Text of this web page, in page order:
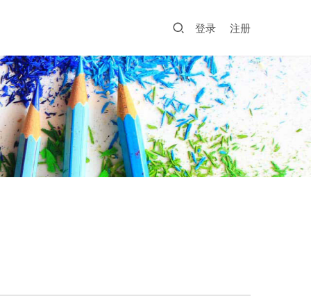
登录 注册